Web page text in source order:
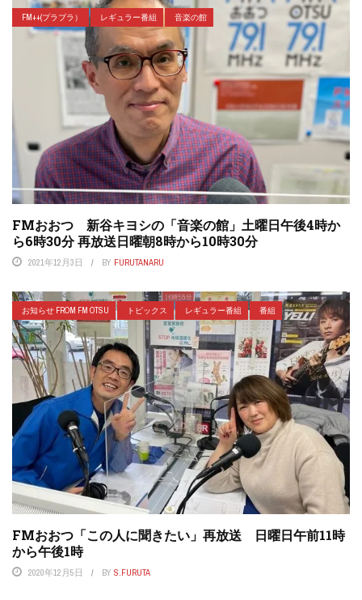
FM++(プラプラ） レギュラー番組 音楽の館
FMおおつ 新谷キヨシの「音楽の館」土曜日午後4時か
ら6時30分 再放送日曜朝8時から10時30分
2021年12月3日 BY FURUTANARU
お知らせ FROM FM OTSU トピックス レギュラー番組 番組
FMおおつ「この人に聞きたい」再放送 日曜日午前11時
から午後1時
2020年12月5日 BY S.FURUTA